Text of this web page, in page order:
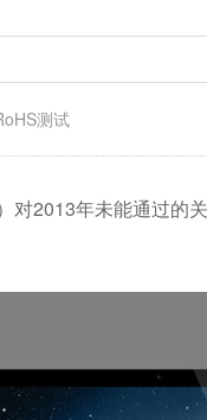
测试
2013年未能通过的